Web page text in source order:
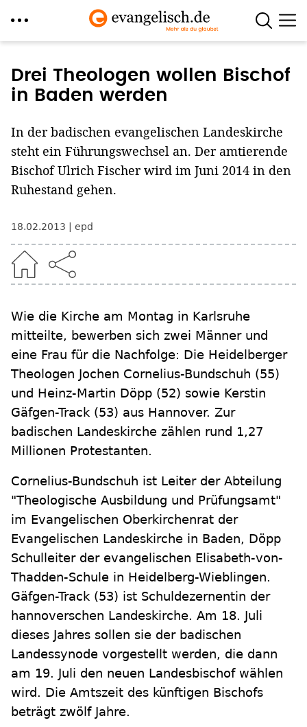
zum
Inhalt
Drei Theologen wollen Bischof
in Baden werden
In der badischen evangelischen Landeskirche
steht ein Führungswechsel an. Der amtierende
Bischof Ulrich Fischer wird im Juni 2014 in den
Ruhestand gehen.
18.02.2013 epd
Wie die Kirche am Montag in Karlsruhe
mitteilte, bewerben sich zwei Männer und
eine Frau für die Nachfolge: Die Heidelberger
Theologen Jochen Cornelius-Bundschuh (55)
und Heinz-Martin Döpp (52) sowie Kerstin
Gäfgen-Track (53) aus Hannover. Zur
badischen Landeskirche zählen rund 1,27
Millionen Protestanten.
Cornelius-Bundschuh ist Leiter der Abteilung
"Theologische Ausbildung und Prüfungsamt"
im Evangelischen Oberkirchenrat der
Evangelischen Landeskirche in Baden, Döpp
Schulleiter der evangelischen Elisabeth-von-
Thadden-Schule in Heidelberg-Wieblingen.
Gäfgen-Track (53) ist Schuldezernentin der
hannoverschen Landeskirche. Am 18. Juli
dieses Jahres sollen sie der badischen
Landessynode vorgestellt werden, die dann
am 19. Juli den neuen Landesbischof wählen
wird. Die Amtszeit des künftigen Bischofs
beträgt zwölf Jahre.